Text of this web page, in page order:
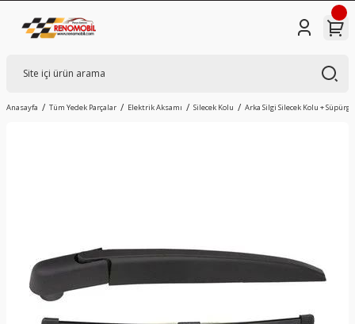
Anasayfa Tüm Yedek Parçalar Elektrik Aksamı Silecek Kolu Arka Silgi Silecek Kolu +